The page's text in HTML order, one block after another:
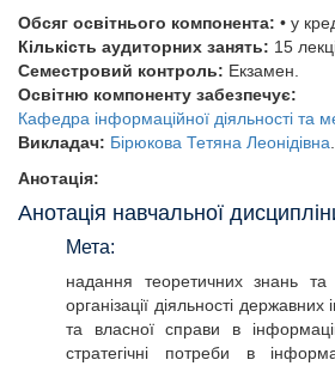
Обсяг освітнього компонента: • у
Кількість аудиторних занять: 15
Семестровий контроль: Екзамен.
Освітню компоненту забезпечує:
Кафедра інформаційної діяльності та
Викладач: Бірюкова Тетяна Леонідівна
Анотація:
Анотація навчальної
Мета:
надання теоретичних знань та
організації діяльності
та власної справи в
стратегічні потреби в